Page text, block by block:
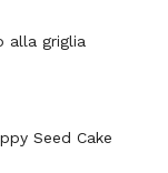
alla griglia
Seed Cake